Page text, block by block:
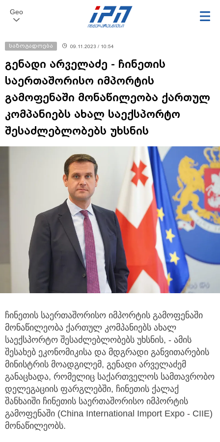
Geo
საზოგადოება 09.11.2023 / 10:54
გენადი არველაძე - ჩინეთის
საერთაშორისო იმპორტის
გამოფენაში მონაწილეობა ქართულ
კომპანიებს ახალ საექსპორტო
შესაძლებლობებს უხსნის
ჩინეთის საერთაშორისო იმპორტის გამოფენაში
მონაწილეობა ქართულ კომპანიებს ახალ
საექსპორტო შესაძლებლობებს უხსნის, - ამის
შესახებ ეკონომიკისა და მდგრადი განვითარების
მინისტრის მოადგილემ, გენადი არველაძემ
განაცხადა, რომელიც საქართველოს სამთავრობო
დელეგაციის ფარგლებში, ჩინეთის ქალაქ
შანხაიში ჩინეთის საერთაშორისო იმპორტის
გამოფენაში (China International Import Expo - CIIE)
მონაწილეობს.